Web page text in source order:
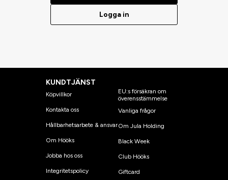
Logga in
KUNDTJÄNST
Köpvillkor
Kontakta oss
Hållbarhetsarbete & ansvar
Om Hööks
Jobba hos oss
Integritetspolicy
EU:s försäkran om
överensstämmelse
Vanliga frågor
Om Jula Holding
Black Week
Club Hööks
Giftcard